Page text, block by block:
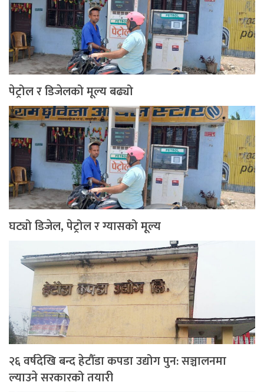
पेट्रोल र डिजेलको मूल्य बढ्यो
घट्यो डिजेल, पेट्रोल र ग्यासको मूल्य
२६ वर्षदेखि बन्द हेटौँडा कपडा उद्योग पुन: सञ्चालनमा
ल्याउने सरकारको तयारी